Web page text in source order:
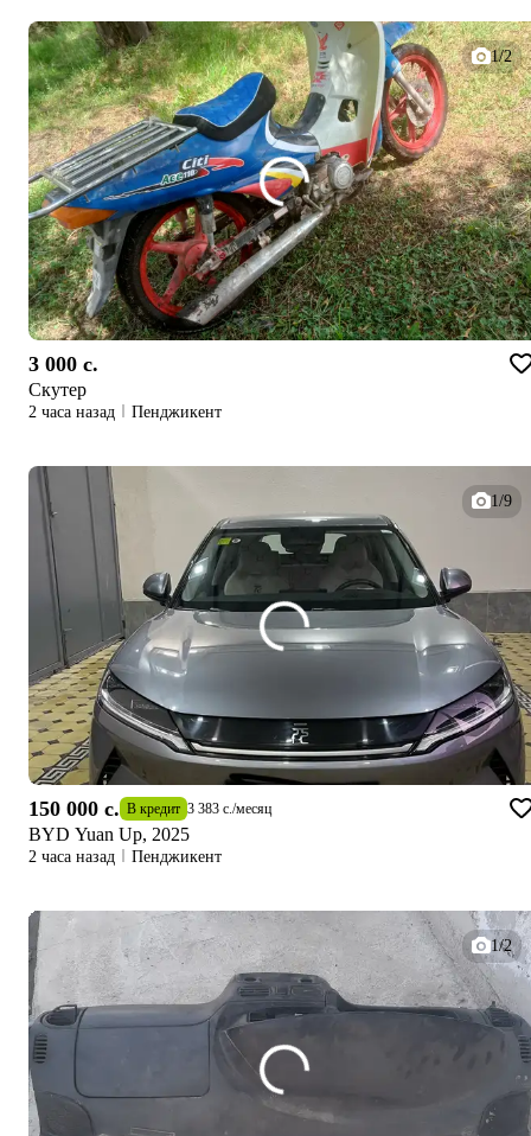
1/2
3 000 c.
Скутер
2 часа назад Пенджикент
1/9
150 000 c. В кредит 3 383 c./месяц
BYD Yuan Up, 2025
2 часа назад Пенджикент
1/2